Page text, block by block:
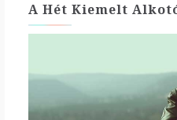
A Hét Kiemelt